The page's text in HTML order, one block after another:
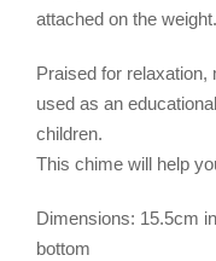
attached on the weight.
Praised for relaxation,
used as an
children.
This chime will help
Dimensions: 15.5cm
bottom